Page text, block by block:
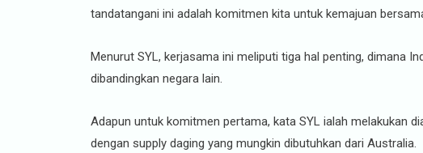
tandatangani ini adalah komitmen kita untuk kemajuan
Menurut SYL, kerjasama ini meliputi tiga hal penting, dimana
dibandingkan negara lain.
Adapun untuk komitmen pertama, kata SYL ialah melakukan
dengan supply daging yang mungkin dibutuhkan dari Australia.